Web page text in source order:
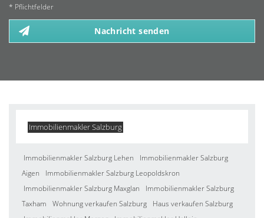
* Pflichtfelder
Nachricht senden
Immobilienmakler Salzburg
Immobilienmakler Salzburg Lehen
Immobilienmakler Salzburg
Aigen
Immobilienmakler Salzburg Leopoldskron
Immobilienmakler Salzburg Maxglan
Immobilienmakler Salzburg
Taxham
Wohnung verkaufen Salzburg
Haus verkaufen Salzburg